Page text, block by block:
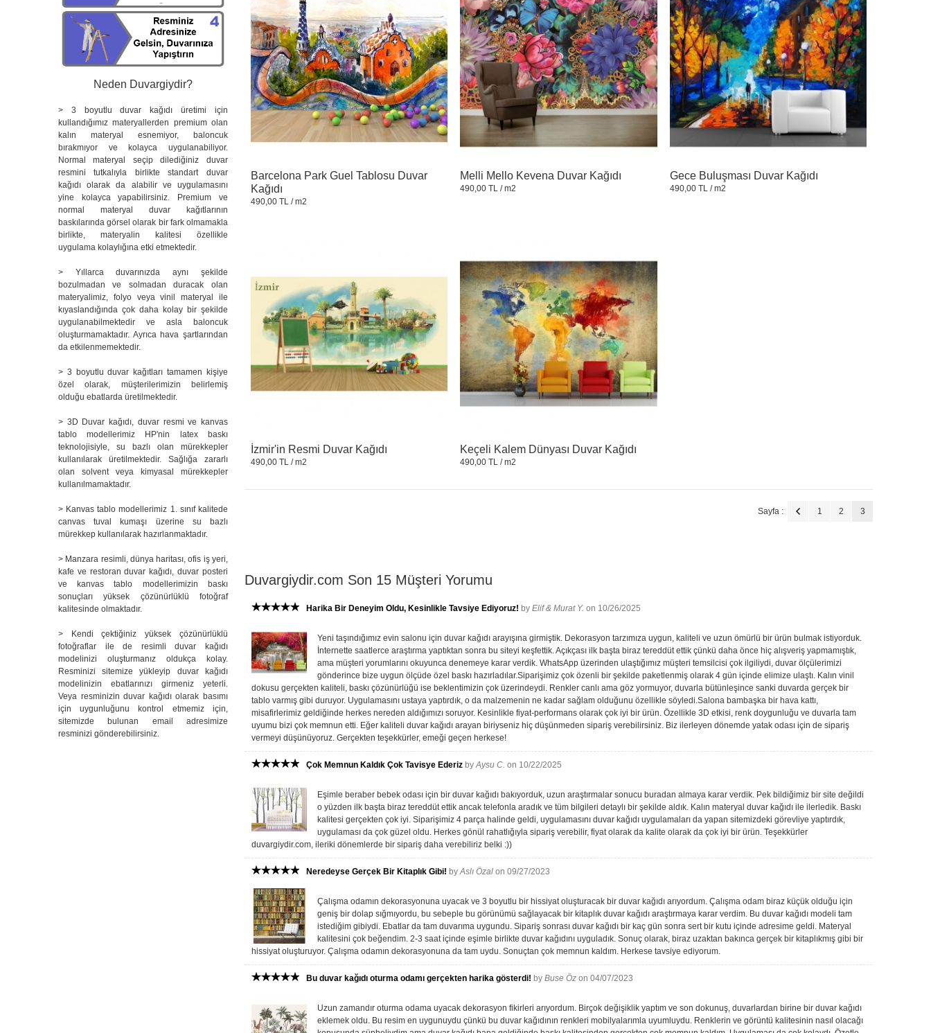
Barcelona Park Guel Tablosu Duvar
Kağıdı
490,00 TL / m2
Melli Mello Kevena Duvar Kağıdı
490,00 TL / m2
Gece Buluşması Duvar Kağıdı
490,00 TL / m2
İzmir'in Resmi Duvar Kağıdı
490,00 TL / m2
Keçeli Kalem Dünyası Duvar Kağıdı
490,00 TL / m2
Sayfa : 1 2 3
Duvargiydir.com Son 15 Müşteri Yorumu
Harika Bir Deneyim Oldu, Kesinlikle Tavsiye Ediyoruz! byElif & Murat Y. on 10/26/2025
Yeni taşındığımız evin salonu için duvar kağıdı arayışına girmiştik. Dekorasyon tarzımıza uygun, kaliteli ve uzun ömürlü bir ürün bulmak istiyorduk.
İnternette saatlerce araştırma yaptıktan sonra bu siteyi keşfettik. Açıkçası ilk başta biraz tereddüt ettik çünkü daha önce hiç alışveriş yapmamıştık,
ama müşteri yorumlarını okuyunca denemeye karar verdik. WhatsApp üzerinden ulaştığımız müşteri temsilcisi çok ilgiliydi, duvar ölçülerimizi
gönderince bize uygun ölçüde özel baskı hazırladılar.Siparişimiz çok özenli bir şekilde paketlenmiş olarak 4 gün içinde elimize ulaştı. Kalın vinil
dokusu gerçekten kaliteli, baskı çözünürlüğü ise beklentimizin çok üzerindeydi. Renkler canlı ama göz yormuyor, duvarla bütünleşince sanki duvarda gerçek bir
tablo varmış gibi duruyor. Uygulamasını ustaya yaptırdık, o da malzemenin ne kadar sağlam olduğunu özellikle söyledi.Salona bambaşka bir hava kattı,
misafirlerimiz geldiğinde herkes nereden aldığımızı soruyor. Kesinlikle fiyat-performans olarak çok iyi bir ürün. Özellikle 3D etkisi, renk doygunluğu ve duvarla tam
uyumu bizi çok memnun etti. Eğer kaliteli duvar kağıdı arayan biriyseniz hiç düşünmeden sipariş verebilirsiniz. Biz ilerleyen dönemde yatak odası için de sipariş
vermeyi düşünüyoruz. Gerçekten teşekkürler, emeği geçen herkese!
Çok Memnun Kaldık Çok Tavisye Ederiz byAysu C. on 10/22/2025
Eşimle beraber bebek odası için bir duvar kağıdı bakıyorduk, uzun araştırmalar sonucu buradan almaya karar verdik. Pek bildiğimiz bir site değildi
o yüzden ilk başta biraz tereddüt ettik ancak telefonla aradık ve tüm bilgileri detaylı bir şekilde aldık. Kalın materyal duvar kağıdı ile ilerledik. Baskı
kalitesi gerçekten çok iyi. Siparişimiz 4 parça halinde geldi, uygulamasını duvar kağıdı uygulamaları da yapan sitemizdeki görevliye yaptırdık,
uygulaması da çok güzel oldu. Herkes gönül rahatlığıyla sipariş verebilir, fiyat olarak da kalite olarak da çok iyi bir ürün. Teşekkürler
duvargiydir.com, ileriki dönemlerde bir sipariş daha verebiliriz belki :))
Neredeyse Gerçek Bir Kitaplık Gibi! byAslı Özal on 09/27/2023
Çalışma odamın dekorasyonuna uyacak ve 3 boyutlu bir hissiyat oluşturacak bir duvar kağıdı arıyordum. Çalışma odam biraz küçük olduğu için
geniş bir dolap sığmıyordu, bu sebeple bu görünümü sağlayacak bir kitaplık duvar kağıdı araştırmaya karar verdim. Bu duvar kağıdı modeli tam
istediğim gibiydi. Ebatlar da tam duvarıma uygundu. Sipariş sonrası duvar kağıdı bir kaç gün sonra sert bir kutu içinde adresime geldi. Materyal
kalitesini çok beğendim. 2-3 saat içinde eşimle birlikte duvar kağıdını uyguladık. Sonuç olarak, biraz uzaktan bakınca gerçek bir kitaplıkmış gibi bir
hissiyat oluşturuyor. Çalışma odamın dekorasyonuna da tam uydu. Sonuçtan çok memnun kaldım. Herkese tavsiye ediyorum.
Bu duvar kağıdı oturma odamı gerçekten harika gösterdi! byBuse Öz on 04/07/2023
Uzun zamandır oturma odama uyacak dekorasyon fikirleri arıyordum. Birçok değişiklik yaptım ve son dokunuş, duvarlardan birine bir duvar kağıdı
eklemek oldu. Bu resim en uygunuydu çünkü bu duvar kağıdının renkleri mobilyalarımla uyumluydu. Renklerin ve görüntü kalitesinin nasıl olacağı
Neden Duvargiydir?
> 3 boyutlu duvar kağıdı üretimi için
kullandığımız materyallerden premium olan
kalın materyal esnemiyor, baloncuk
bırakmıyor ve kolayca uygulanabiliyor.
Normal materyal seçip dilediğiniz duvar
resmini tutkalıyla birlikte standart duvar
kağıdı olarak da alabilir ve uygulamasını
yine kolayca yapabilirsiniz. Premium ve
normal materyal duvar kağıtlarının
baskılarında görsel olarak bir fark olmamakla
birlikte, materyalin kalitesi özellikle
uygulama kolaylığına etki etmektedir.
> Yıllarca duvarınızda aynı şekilde
bozulmadan ve solmadan duracak olan
materyalimiz, folyo veya vinil materyal ile
kıyaslandığında çok daha kolay bir şekilde
uygulanabilmektedir ve asla baloncuk
oluşturmamaktadır. Ayrıca hava şartlarından
da etkilenmemektedir.
> 3 boyutlu duvar kağıtları tamamen kişiye
özel olarak, müşterilerimizin belirlemiş
olduğu ebatlarda üretilmektedir.
> 3D Duvar kağıdı, duvar resmi ve kanvas
tablo modellerimiz HP'nin latex baskı
teknolojisiyle, su bazlı olan mürekkepler
kullanılarak üretilmektedir. Sağlığa zararlı
olan solvent veya kimyasal mürekkepler
kullanılmamaktadır.
> Kanvas tablo modellerimiz 1. sınıf kalitede
canvas tuval kumaşı üzerine su bazlı
mürekkep kullanılarak hazırlanmaktadır.
> Manzara resimli, dünya haritası, ofis iş yeri,
kafe ve restoran duvar kağıdı, duvar posteri
ve kanvas tablo modellerimizin baskı
sonuçları yüksek çözünürlüklü fotoğraf
kalitesinde olmaktadır.
> Kendi çektiğiniz yüksek çözünürlüklü
fotoğraflar ile de resimli duvar kağıdı
modelinizi oluşturmanız oldukça kolay.
Resminizi sitemize yükleyip duvar kağıdı
modelinizin ebatlarınızı girmeniz yeterli.
Veya resminizin duvar kağıdı olarak basımı
için uygunluğunu kontrol etmemiz için,
sitemizde bulunan email adresimize
resminizi gönderebilirsiniz.